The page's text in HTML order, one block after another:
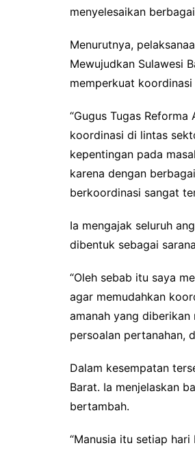
menyelesaikan
Menurutnya,
Mewujudkan Sulawesi
memperkuat
“Gugus Tugas
koordinasi di lintas
kepentingan pada
karena dengan
berkoordinasi sangat
Ia mengajak seluruh
dibentuk sebagai
“Oleh sebab itu saya
agar memudahkan
amanah yang
persoalan pertanahan,
Dalam kesempatan
Barat. Ia menjelaskan
bertambah.
“Manusia itu setiap